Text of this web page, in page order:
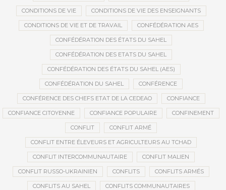
CONDITIONS DE VIE CONDITIONS DE VIE DES ENSEIGNANTS
CONDITIONS DE VIE ET DE TRAVAIL CONFÉDÉRATION AES
CONFÉDÉRATION DES ÉTATS DU SAHEL
CONFÉDÉRATION DES ETATS DU SAHEL
CONFÉDÉRATION DES ÉTATS DU SAHEL (AES)
CONFÉDÉRATION DU SAHEL CONFÉRENCE
CONFÉRENCE DES CHEFS ETAT DE LA CEDEAO CONFIANCE
CONFIANCE CITOYENNE CONFIANCE POPULAIRE CONFINEMENT
CONFLIT CONFLIT ARMÉ
CONFLIT ENTRE ÉLEVEURS ET AGRICULTEURS AU TCHAD
CONFLIT INTERCOMMUNAUTAIRE CONFLIT MALIEN
CONFLIT RUSSO-UKRAINIEN CONFLITS CONFLITS ARMÉS
CONFLITS AU SAHEL CONFLITS COMMUNAUTAIRES